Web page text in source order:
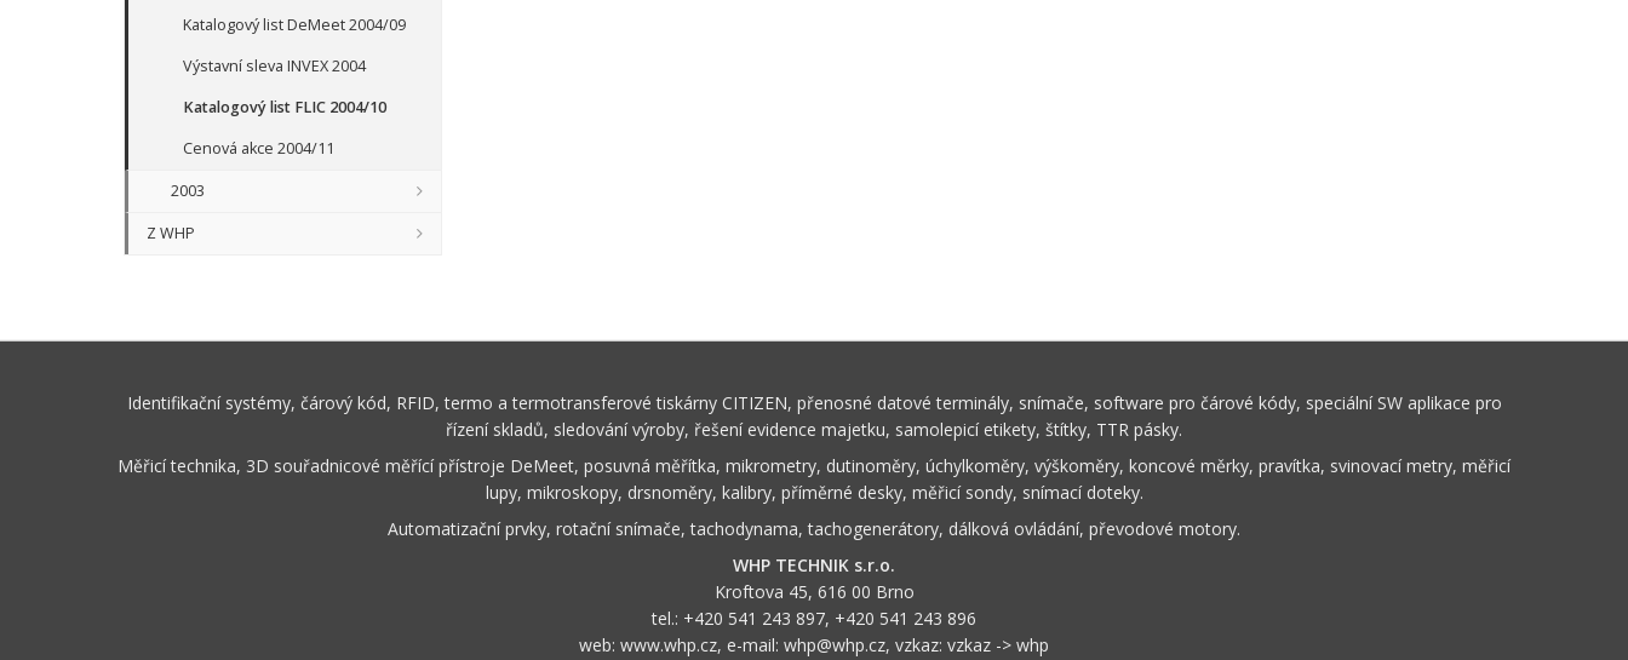
Katalogový list DeMeet 2004/09
Výstavní sleva INVEX 2004
Katalogový list FLIC 2004/10
Cenová akce 2004/11
2003
Z WHP
Identifikační systémy, čárový kód, RFID, termo a termotransferové tiskárny CITIZEN, přenosné datové terminály, snímače, software pro čárové kódy, speciální SW aplikace pro
řízení skladů, sledování výroby, řešení evidence majetku, samolepicí etikety, štítky, TTR pásky.
Měřicí technika, 3D souřadnicové měřící přístroje DeMeet, posuvná měřítka, mikrometry, dutinoměry, úchylkoměry, výškoměry, koncové měrky, pravítka, svinovací metry, měřicí
lupy, mikroskopy, drsnoměry, kalibry, příměrné desky, měřicí sondy, snímací doteky.
Automatizační prvky, rotační snímače, tachodynama, tachogenerátory, dálková ovládání, převodové motory.
WHP TECHNIK s.r.o.
Kroftova 45, 616 00 Brno
tel.: +420 541 243 897, +420 541 243 896
web: www.whp.cz, e-mail: whp@whp.cz, vzkaz: vzkaz -> whp